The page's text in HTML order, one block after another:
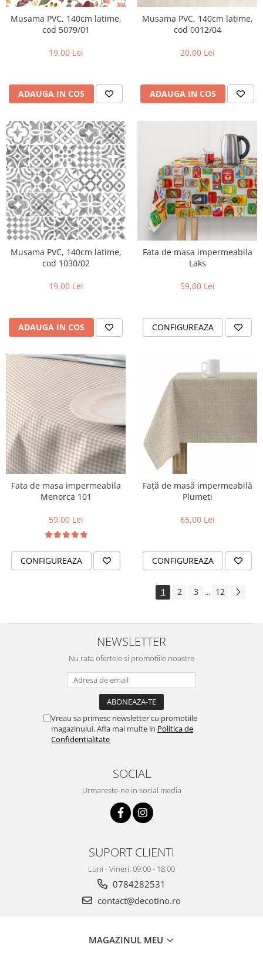
Musama PVC, 140cm latime,
cod 5079/01
19,00 Lei
ADAUGA IN COS
Musama PVC, 140cm latime,
cod 0012/04
20,00 Lei
ADAUGA IN COS
Musama PVC, 140cm latime,
cod 1030/02
19,00 Lei
ADAUGA IN COS
Fata de masa impermeabila
Laks
59,00 Lei
CONFIGUREAZA
Fata de masa impermeabila
Menorca 101
59,00 Lei
CONFIGUREAZA
Față de masă impermeabilă
Plumeti
65,00 Lei
CONFIGUREAZA
1 2 3 ... 12
NEWSLETTER
Nu rata ofertele si promotiile noastre
Vreau sa primesc newsletter cu promotiile
magazinului. Afla mai multe in Politica de
Confidentialitate
SOCIAL
Urmareste-ne in social media
SUPORT CLIENTI
Luni - Vineri: 09:00 - 18:00
0784282531
contact@decotino.ro
MAGAZINUL MEU